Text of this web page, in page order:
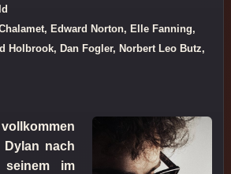
Edward Norton, Elle Fanning,
Holbrook, Dan Fogler, Norbert Leo Butz,
Dylan nach
im